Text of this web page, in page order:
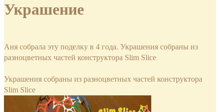
Украшение
Аня собрала эту поделку в 4 года. Украшения собраны из
разноцветных частей конструктора Slim Slice
Украшения собраны из разноцветных частей конструктора
Slim Slice